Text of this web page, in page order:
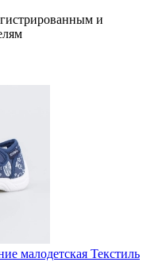
и
малодетская Текстиль